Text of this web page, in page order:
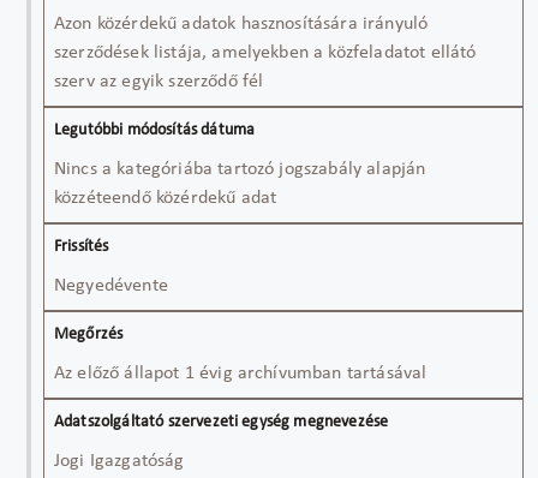
Azon közérdekű adatok hasznosítására irányuló
szerződések listája, amelyekben a közfeladatot ellátó
szerv az egyik szerződő fél
Nincs a kategóriába tartozó jogszabály alapján
közzéteendő közérdekű adat
Negyedévente
Az előző állapot 1 évig archívumban tartásával
Jogi Igazgatóság